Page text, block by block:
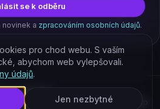
se k odběru
novinek a zpracováním osobních údajů.
vyhrazena.
tím provoz katalogu, cena pro
pro chod webu. S vaším
abychom web vylepšovali.
údajů.
Jen nezbytné